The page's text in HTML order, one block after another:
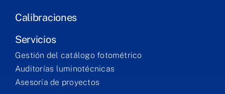
Calibraciones
Servicios
Gestión del catálogo fotométrico
Auditorías luminotécnicas
Asesoría de proyectos